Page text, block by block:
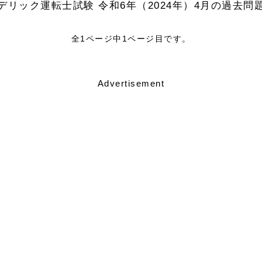
リック運転士試験 令和6年（2024年）4月の過去問
全1ページ中1ページ目です。
Advertisement